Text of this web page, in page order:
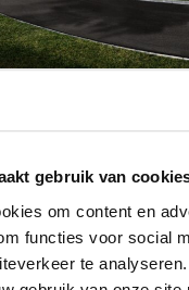
gebruik van
om content en
functies voor social
te
zijn vaak slachtoffer
voor criminele […]